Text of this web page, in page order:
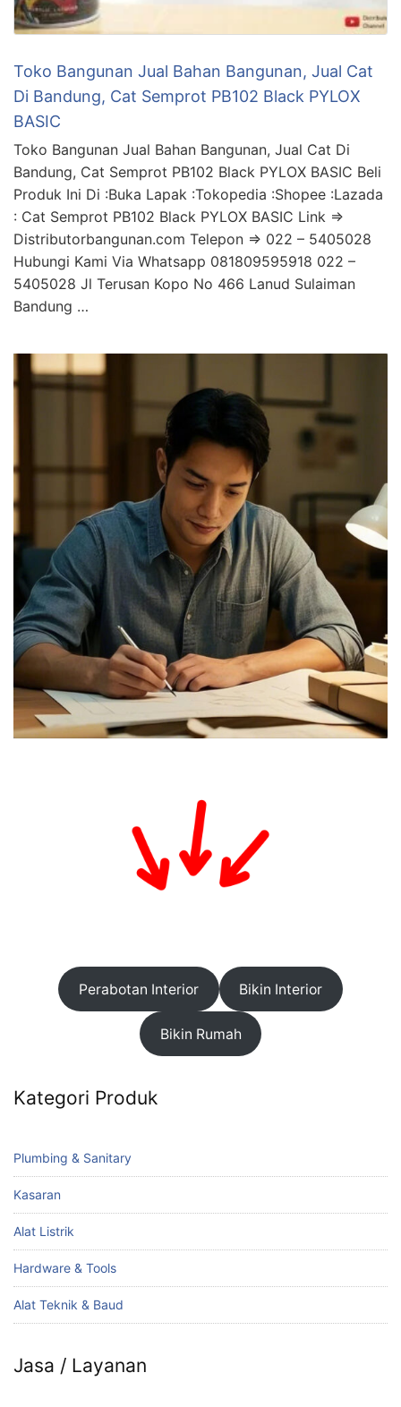
Toko Bangunan Jual Bahan Bangunan, Jual Cat
Di Bandung, Cat Semprot PB102 Black PYLOX
BASIC
Toko Bangunan Jual Bahan Bangunan, Jual Cat Di
Bandung, Cat Semprot PB102 Black PYLOX BASIC Beli
Produk Ini Di :Buka Lapak :Tokopedia :Shopee :Lazada
: Cat Semprot PB102 Black PYLOX BASIC Link =>
Distributorbangunan.com Telepon => 022 – 5405028
Hubungi Kami Via Whatsapp 081809595918 022 –
5405028 Jl Terusan Kopo No 466 Lanud Sulaiman
Bandung …
Perabotan Interior Bikin Interior
Bikin Rumah
Kategori Produk
Plumbing & Sanitary
Kasaran
Alat Listrik
Hardware & Tools
Alat Teknik & Baud
Jasa / Layanan